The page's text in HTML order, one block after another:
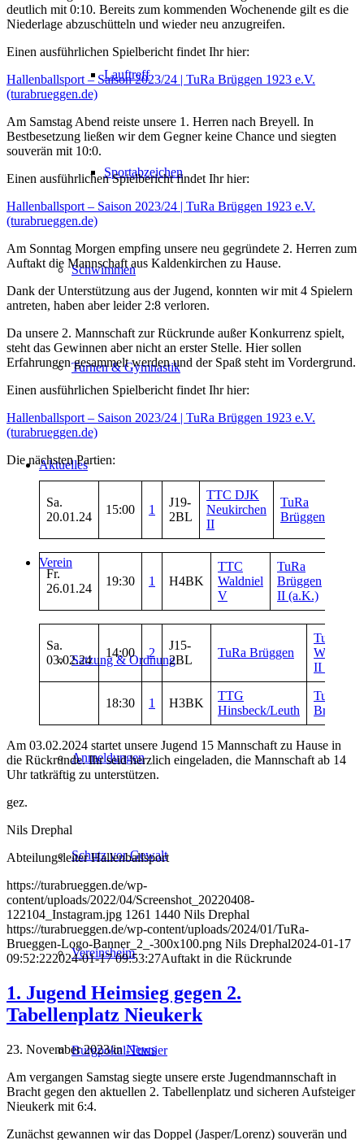
Lauftreff
Sportabzeichen
Schwimmen
Turnen & Gymnastik
Aktuelles
Verein
Satzung & Ordnung
Anmeldungen
Schutz vor Gewalt
Vereinsheim
Burgpokal-Turnier
deutlich mit 0:10. Bereits zum kommenden Wochenende gilt es die
Niederlage abzuschütteln und wieder neu anzugreifen.
Einen ausführlichen Spielbericht findet Ihr hier:
Hallenballsport – Saison 2023/24 | TuRa Brüggen 1923 e.V.
(turabrueggen.de)
Am Samstag Abend reiste unsere 1. Herren nach Breyell. In
Bestbesetzung ließen wir dem Gegner keine Chance und siegten
souverän mit 10:0.
Einen ausführlichen Spielbericht findet Ihr hier:
Hallenballsport – Saison 2023/24 | TuRa Brüggen 1923 e.V.
(turabrueggen.de)
Am Sonntag Morgen empfing unsere neu gegründete 2. Herren zum
Auftakt die Mannschaft aus Kaldenkirchen zu Hause.
Dank der Unterstützung aus der Jugend, konnten wir mit 4 Spielern
antreten, haben aber leider 2:8 verloren.
Da unsere 2. Mannschaft zur Rückrunde außer Konkurrenz spielt,
steht das Gewinnen aber nicht an erster Stelle. Hier sollen
Erfahrungen gesammelt werden und der Spaß steht im Vordergrund.
Einen ausführlichen Spielbericht findet Ihr hier:
Hallenballsport – Saison 2023/24 | TuRa Brüggen 1923 e.V.
(turabrueggen.de)
Die nächsten Partien:
Sa.
20.01.24
15:00 1
J19-
2BL
TTC DJK
Neukirchen
II
TuRa
Brüggen
Fr.
26.01.24
19:30 1 H4BK
TTC
Waldniel
V
TuRa
Brüggen
II (a.K.)
Sa.
03.02.24
14:00 2
J15-
2BL
TuRa Brüggen
TuS
Wickrath
II (J19)
18:30 1 H3BK
TTG
Hinsbeck/Leuth
TuRa
Brüggen
Am 03.02.2024 startet unsere Jugend 15 Mannschaft zu Hause in
die Rückrunde. Ihr seid herzlich eingeladen, die Mannschaft ab 14
Uhr tatkräftig zu unterstützen.
gez.
Nils Drephal
Abteilungsleiter Hallenballsport
https://turabrueggen.de/wp-
content/uploads/2022/04/Screenshot_20220408-
122104_Instagram.jpg 1261 1440 Nils Drephal
https://turabrueggen.de/wp-content/uploads/2024/01/TuRa-
Brueggen-Logo-Banner_2_-300x100.png Nils Drephal2024-01-17
09:52:222024-01-17 09:53:27Auftakt in die Rückrunde
1. Jugend Heimsieg gegen 2.
Tabellenplatz Nieukerk
23. November 2023/inNews
Am vergangen Samstag siegte unsere erste Jugendmannschaft in
Bracht gegen den aktuellen 2. Tabellenplatz und sicheren Aufsteiger
Nieukerk mit 6:4.
Zunächst gewannen wir das Doppel (Jasper/Lorenz) souverän und